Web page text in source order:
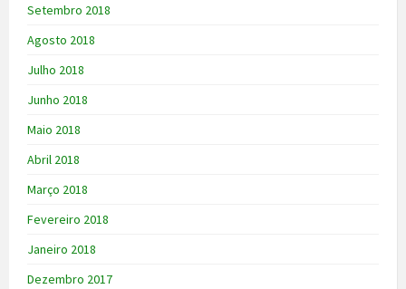
Setembro 2018
Agosto 2018
Julho 2018
Junho 2018
Maio 2018
Abril 2018
Março 2018
Fevereiro 2018
Janeiro 2018
Dezembro 2017